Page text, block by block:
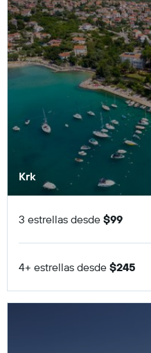
Krk
3 estrellas desde $99
4+ estrellas desde $245